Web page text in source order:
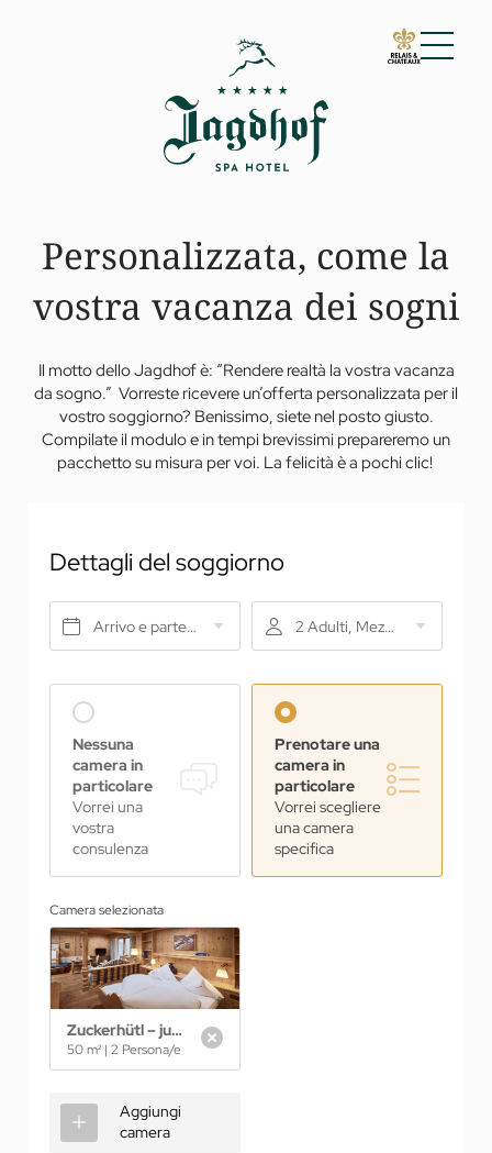
01 Lo Jagdhof
02 Camere e suite
Informazioni utili
Richiesta
Prenotazione
Incentive & Meeting
04 Spa e fitness
05 Offerte
06 Attività
07 Eventi
Personalizzata, come la
vostra vacanza dei sogni
Il motto dello Jagdhof è: “Rendere realtà la vostra vacanza
da sogno.” Vorreste ricevere un’offerta personalizzata per il
vostro soggiorno? Benissimo, siete nel posto giusto.
Compilate il modulo e in tempi brevissimi prepareremo un
pacchetto su misura per voi. La felicità è a pochi clic!
Dettagli del soggiorno
Arrivo e partenza* 2 Adulti, Mezza pensione
Nessuna
camera in
particolare
Vorrei una
vostra
consulenza
Prenotare una
camera in
particolare
Vorrei scegliere
una camera
specifica
Camera selezionata
Zuckerhütl – junior suite
50 m² | 2 Persona/e
Aggiungi
camera